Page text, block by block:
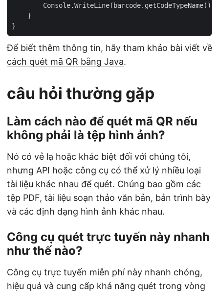
    }
Để biết thêm thông tin, hãy tham khảo bài viết về
cách quét mã QR bằng Java.
câu hỏi thường gặp
Làm cách nào để quét mã QR nếu
không phải là tệp hình ảnh?
Nó có vẻ lạ hoặc khác biệt đối với chúng tôi,
nhưng API hoặc công cụ có thể xử lý nhiều loại
tài liệu khác nhau để quét. Chúng bao gồm các
tệp PDF, tài liệu soạn thảo văn bản, bản trình bày
và các định dạng hình ảnh khác nhau.
Công cụ quét trực tuyến này nhanh
như thế nào?
Công cụ trực tuyến miễn phí này nhanh chóng,
hiệu quả và cung cấp khả năng quét trong vòng